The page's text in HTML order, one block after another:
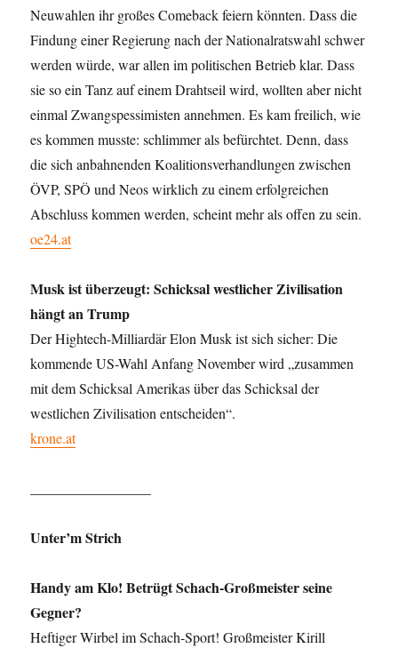
Neuwahlen ihr großes Comeback feiern könnten. Dass die
Findung einer Regierung nach der Na­tionalratswahl schwer
werden würde, war allen im politischen Betrieb klar. Dass
sie so ein Tanz auf einem Drahtseil wird, wollten aber nicht
einmal Zwangspessimisten annehmen. Es kam freilich, wie
es kommen musste: schlimmer als befürchtet. Denn, dass
die sich anbahnenden Koalitionsverhandlungen zwischen
ÖVP, SPÖ und Neos wirklich zu einem erfolgreichen
Abschluss kommen werden, scheint mehr als offen zu sein.
oe24.at
Musk ist überzeugt: Schicksal westlicher Zivilisation
hängt an Trump
Der Hightech-Milliardär Elon Musk ist sich sicher: Die
kommende US-Wahl Anfang November wird „zusammen
mit dem Schicksal Amerikas über das Schicksal der
westlichen Zivilisation entscheiden“.
krone.at
Unter’m Strich
Handy am Klo! Betrügt Schach-Großmeister seine
Gegner?
Heftiger Wirbel im Schach-Sport! Großmeister Kirill